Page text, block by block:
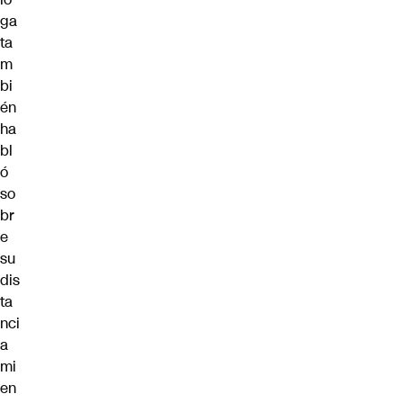
ga
ta
m
bi
én
ha
bl
ó
so
br
e
su
dis
ta
nci
a
mi
en